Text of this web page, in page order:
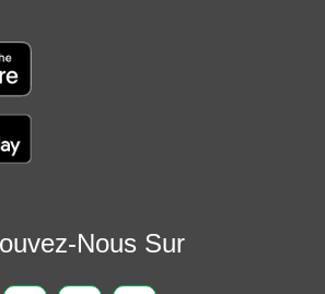
Nous Sur